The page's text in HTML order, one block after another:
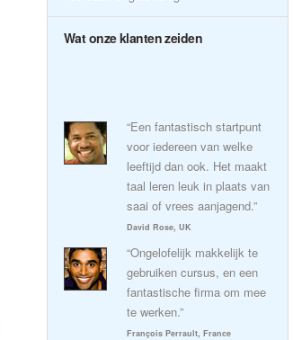
Wat onze klanten zeiden
“Een fantastisch startpunt
voor iedereen van welke
leeftijd dan ook. Het maakt
taal leren leuk in plaats van
saai of vrees aanjagend.”
David Rose, UK
“Ongelofelijk makkelijk te
gebruiken cursus, en een
fantastische firma om mee
te werken.”
François Perrault, France